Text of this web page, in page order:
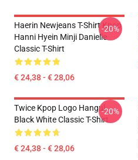
Haerin Newjeans T-Shirt Kpop
Hanni Hyein Minji Danielle
Classic T-Shirt
€ 24,38 - € 28,06
-20%
Twice Kpop Logo Hangul
Black White Classic T-Shirt
€ 24,38 - € 28,06
-20%